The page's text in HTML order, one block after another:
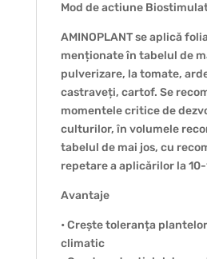
Mod de actiune
AMINOPLANT se aplică
menționate în tabelul de
pulverizare, la tomate,
castraveți, cartof. Se
momentele critice de
culturilor, în volumele
tabelul de mai jos, cu
repetare a aplicărilor la 10-
Avantaje
• Crește toleranța
climatic